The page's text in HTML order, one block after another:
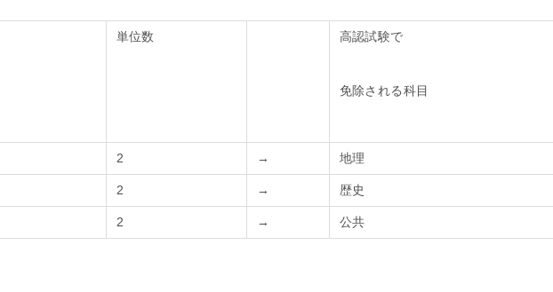
単位数 高認試験で
免除される科目
2 → 地理
2 → 歴史
2 → 公共